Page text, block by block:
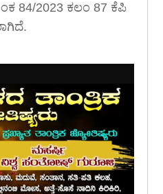
84/2023 ಕಲಂ 87 ಕೆಪಿ